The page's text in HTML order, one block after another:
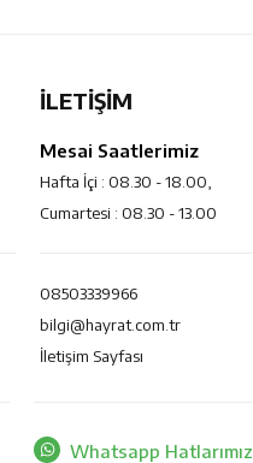
İLETİŞİM
Mesai Saatlerimiz
Hafta İçi : 08.30 - 18.00,
Cumartesi : 08.30 - 13.00
08503339966
bilgi@hayrat.com.tr
İletişim Sayfası
Whatsapp Hatlarımız